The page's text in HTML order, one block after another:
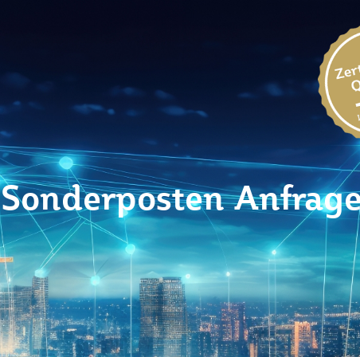
Sonderposten